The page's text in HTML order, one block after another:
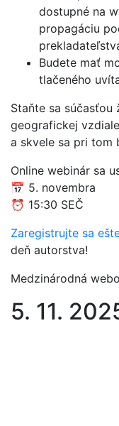
dostupné na
propagáciu
Budete mať
tlačeného
Staňte sa
geografickej
a skvele sa pri tom
Online webinár sa
📅 5. novembra
⏰ 15:30 SEČ
Zaregistrujte sa
deň autorstva!
Medzinárodná
5. 11.